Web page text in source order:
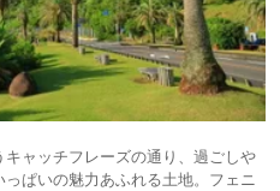
ャッチフレーズの通り、過ごしや
ぱいの魅力あふれる土地。フェニ